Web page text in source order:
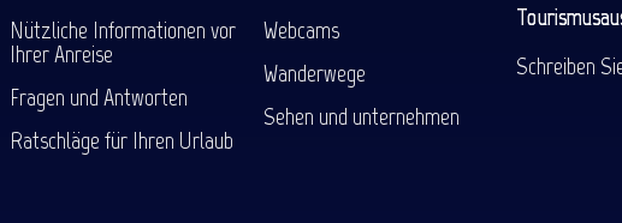
Nützliche Informationen vor
Ihrer Anreise
Fragen und Antworten
Ratschläge für Ihren Urlaub
Webcams
Wanderwege
Sehen und unternehmen
Schreiben